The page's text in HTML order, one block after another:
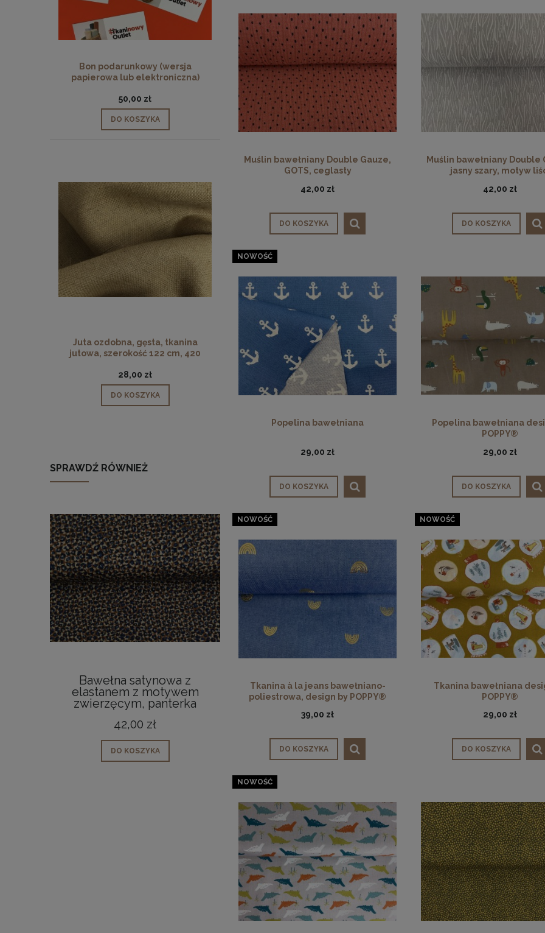
Bon podarunkowy (wersja
papierowa lub elektroniczna)
50,00 zł
DO KOSZYKA
Juta ozdobna, gęsta, tkanina
jutowa, szerokość 122 cm, 420
28,00 zł
DO KOSZYKA
SPRAWDŹ RÓWNIEŻ
Bawełna satynowa z
elastanem z motywem
zwierzęcym, panterka
42,00 zł
DO KOSZYKA
Tkanina wiskozowa,
granatowa
DO KOSZYKA
Tkanina wiskozowa z
elastyczna, czarna
DO KOSZYKA
Muślin bawełniany Double Gauze,
GOTS, ceglasty
42,00 zł
DO KOSZYKA
Muślin bawełniany Double
jasny szary, motyw
42,00 zł
DO KOSZYKA
Popelina bawełniana
29,00 zł
DO KOSZYKA
NOWOŚĆ
Popelina bawełniana
POPPY®
29,00 zł
DO KOSZYKA
Tkanina à la jeans bawełniano-
poliestrowa, design by POPPY®
39,00 zł
DO KOSZYKA
NOWOŚĆ
Tkanina bawełniana
POPPY®
29,00 zł
DO KOSZYKA
NOWOŚĆ
NOWOŚĆ